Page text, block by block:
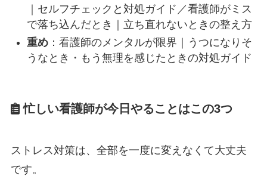
｜セルフチェックと対処ガイド ／看護師がミス
で落ち込んだとき｜立ち直れないときの整え方
重め： 看護師のメンタルが限界｜うつになりそ
うなとき・もう無理を感じたときの対処ガイド
忙しい看護師が今日やることはこの3つ
ストレス対策は、全部を一度に変えなくて大丈夫
です。